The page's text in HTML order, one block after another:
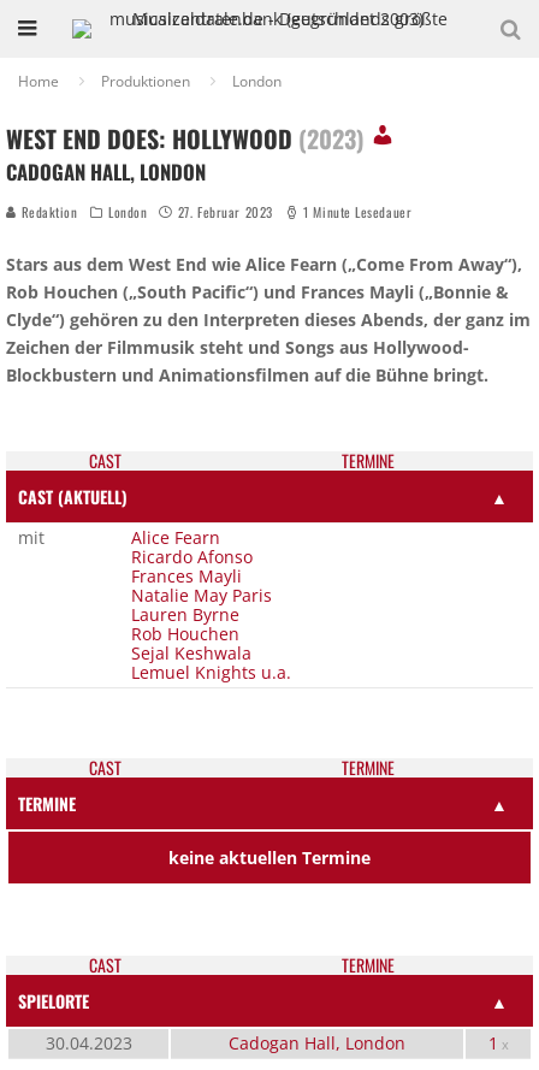
Home Produktionen London
WEST END DOES: HOLLYWOOD (2023)
CADOGAN HALL, LONDON
Redaktion London 27. Februar 2023 1 Minute Lesedauer
Stars aus dem West End wie Alice Fearn („Come From Away“),
Rob Houchen („South Pacific“) und Frances Mayli („Bonnie &
Clyde“) gehören zu den Interpreten dieses Abends, der ganz im
Zeichen der Filmmusik steht und Songs aus Hollywood-
Blockbustern und Animationsfilmen auf die Bühne bringt.
CAST
TER­MI­NE
CAST (AKTUELL)
▲
mit
Alice Fearn
Ricardo Afonso
Frances Mayli
Natalie May Paris
Lauren Byrne
Rob Houchen
Sejal Keshwala
Lemuel Knights u.a.
CAST
TER­MI­NE
TERMINE
▲
keine aktuellen Termine
CAST
TER­MI­NE
SPIELORTE
▲
30.04.2023 Cadogan Hall, London 1 x